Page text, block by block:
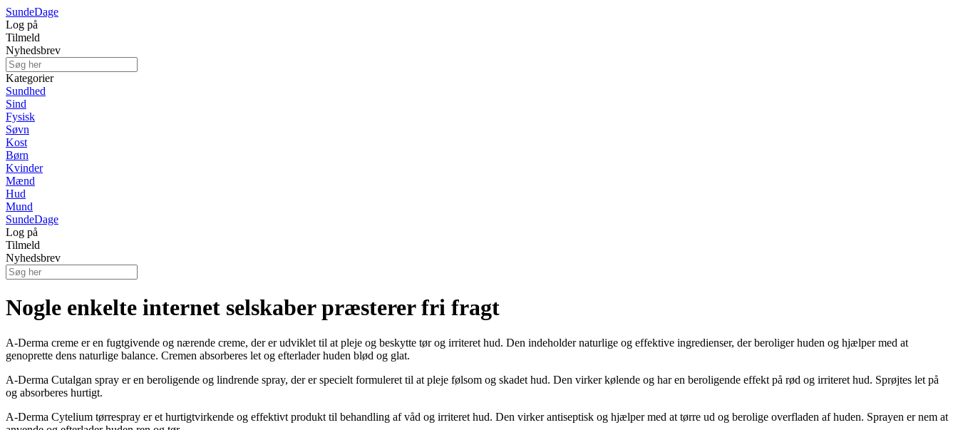
SundeDage
Log på
Tilmeld
Nyhedsbrev
Kategorier
Sundhed
Sind
Fysisk
Søvn
Kost
Børn
Kvinder
Mænd
Hud
Mund
SundeDage
Log på
Tilmeld
Nyhedsbrev
Nogle enkelte internet selskaber præsterer fri fragt
A-Derma creme er en fugtgivende og nærende creme, der er udviklet til at pleje og beskytte tør og irriteret hud. Den indeholder naturlige og effektive ingredienser, der beroliger huden og hjælper med at
genoprette dens naturlige balance. Cremen absorberes let og efterlader huden blød og glat.
A-Derma Cutalgan spray er en beroligende og lindrende spray, der er specielt formuleret til at pleje følsom og skadet hud. Den virker kølende og har en beroligende effekt på rød og irriteret hud. Sprøjtes let på
og absorberes hurtigt.
A-Derma Cytelium tørrespray er et hurtigtvirkende og effektivt produkt til behandling af våd og irriteret hud. Den virker antiseptisk og hjælper med at tørre ud og berolige overfladen af huden. Sprayen er nem at